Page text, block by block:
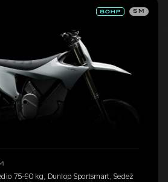
SM
75-90 kg, Dunlop Sportsmart, Sedež